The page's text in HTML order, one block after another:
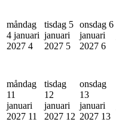
måndag
4 januari
2027 4
tisdag 5
januari
2027 5
onsdag 6
januari
2027 6
måndag
11
januari
2027 11
tisdag
12
januari
2027 12
onsdag
13
januari
2027 13